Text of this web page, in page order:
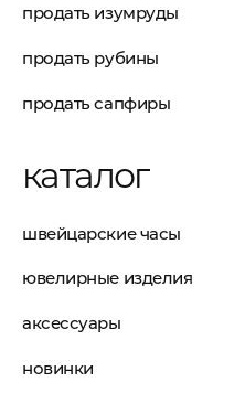
продать изумруды
продать рубины
продать сапфиры
каталог
швейцарские часы
ювелирные изделия
аксессуары
новинки